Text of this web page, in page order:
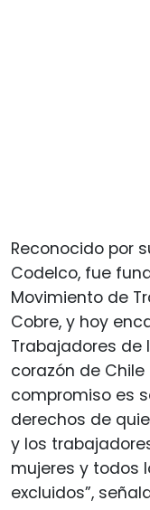
Reconocido por
Codelco, fue
Movimiento de
Cobre, y hoy
Trabajadores de
corazón de
compromiso es
derechos de
y los
mujeres y todos
excluidos”,